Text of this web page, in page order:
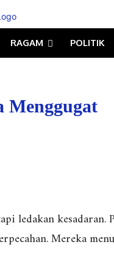
RAGAM POLITIK
Menggugat
ledakan kesadaran.
Mereka